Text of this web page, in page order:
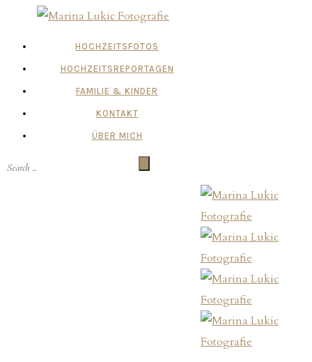
HOCHZEITSFOTOS
HOCHZEITSREPORTAGEN
FAMILIE & KINDER
KONTAKT
ÜBER MICH